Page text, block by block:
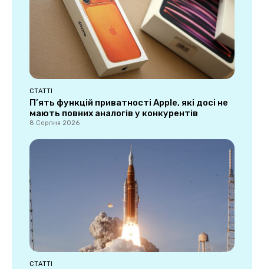
СТАТТІ
П’ять функцій приватності Apple, які досі не
мають повних аналогів у конкурентів
8 Серпня 2026
СТАТТІ